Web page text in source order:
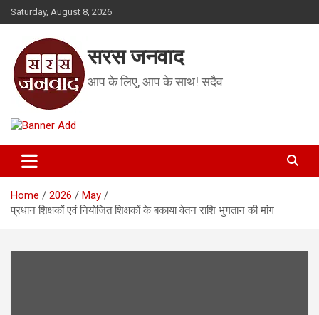
Skip
to
Saturday, August 8, 2026
सरस जनवाद
आप के लिए, आप के साथ! सदैव
Home 2026
May
प्रधान शिक्षकों एवं नियोजित शिक्षकों के बकाया वेतन राशि भुगतान की मांग